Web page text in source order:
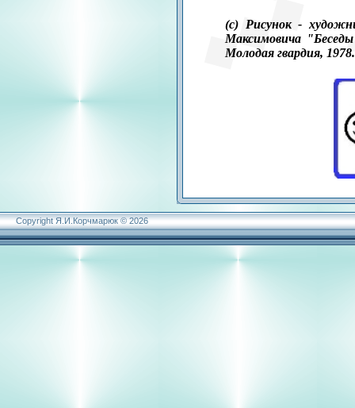
(с) Рисунок -
Максимовича
Молодая гвардия, 1978.
Copyright Я.И.Корчмарюк © 2026